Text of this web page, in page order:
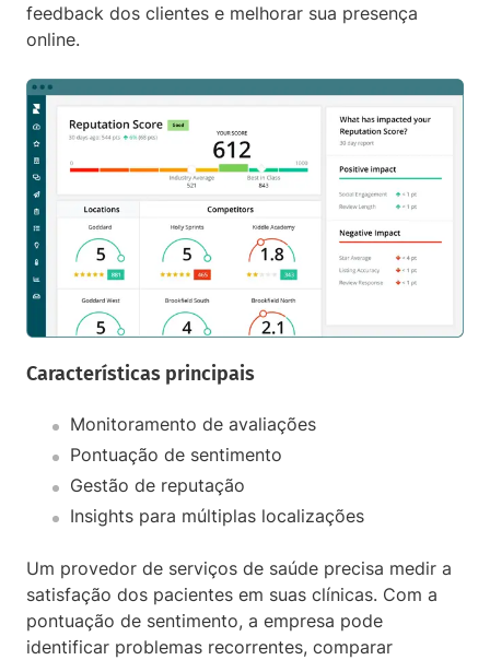
feedback dos clientes e melhorar sua presença
online.
Características principais
Monitoramento de avaliações
Pontuação de sentimento
Gestão de reputação
Insights para múltiplas localizações
Um provedor de serviços de saúde precisa medir a
satisfação dos pacientes em suas clínicas. Com a
pontuação de sentimento, a empresa pode
identificar problemas recorrentes, comparar